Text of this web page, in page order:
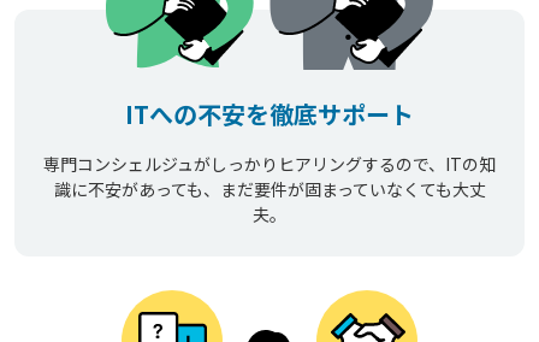
ITへの不安を徹底サポート
専門コンシェルジュがしっかりヒアリングするので、ITの知
識に不安があっても、まだ要件が固まっていなくても大丈
夫。